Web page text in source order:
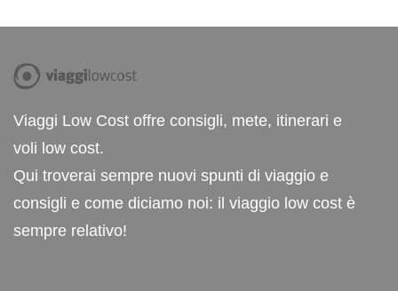
Viaggi Low Cost offre consigli, mete, itinerari e
voli low cost.
Qui troverai sempre nuovi spunti di viaggio e
consigli e come diciamo noi: il viaggio low cost è
sempre relativo!